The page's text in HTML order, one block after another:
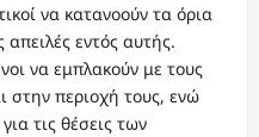
να κατανοούν τα όρια
απειλές εντός αυτής.
να εμπλακούν με τους
στην περιοχή τους, ενώ
τις θέσεις των